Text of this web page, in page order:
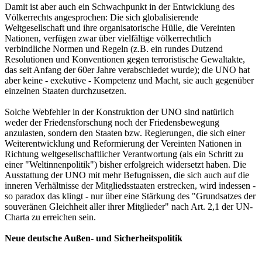
Damit ist aber auch ein Schwachpunkt in der Entwicklung des
Völkerrechts angesprochen: Die sich globalisierende
Weltgesellschaft und ihre organisatorische Hülle, die Vereinten
Nationen, verfügen zwar über vielfältige völkerrechtlich
verbindliche Normen und Regeln (z.B. ein rundes Dutzend
Resolutionen und Konventionen gegen terroristische Gewaltakte,
das seit Anfang der 60er Jahre verabschiedet wurde); die UNO hat
aber keine - exekutive - Kompetenz und Macht, sie auch gegenüber
einzelnen Staaten durchzusetzen.
Solche Webfehler in der Konstruktion der UNO sind natürlich
weder der Friedensforschung noch der Friedensbewegung
anzulasten, sondern den Staaten bzw. Regierungen, die sich einer
Weiterentwicklung und Reformierung der Vereinten Nationen in
Richtung weltgesellschaftlicher Verantwortung (als ein Schritt zu
einer "Weltinnenpolitik") bisher erfolgreich widersetzt haben. Die
Ausstattung der UNO mit mehr Befugnissen, die sich auch auf die
inneren Verhältnisse der Mitgliedsstaaten erstrecken, wird indessen -
so paradox das klingt - nur über eine Stärkung des "Grundsatzes der
souveränen Gleichheit aller ihrer Mitglieder" nach Art. 2,1 der UN-
Charta zu erreichen sein.
Neue deutsche Außen- und Sicherheitspolitik